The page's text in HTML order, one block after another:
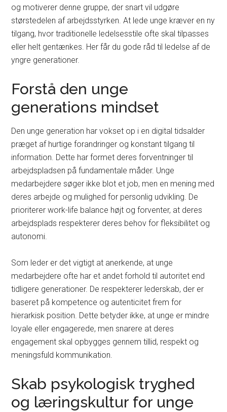
og motiverer denne gruppe, der snart vil udgøre
størstedelen af arbejdsstyrken. At lede unge kræver en ny
tilgang, hvor traditionelle ledelsesstile ofte skal tilpasses
eller helt gentænkes. Her får du gode råd til ledelse af de
yngre generationer.
Forstå den unge
generations mindset
Den unge generation har vokset op i en digital tidsalder
præget af hurtige forandringer og konstant tilgang til
information. Dette har formet deres forventninger til
arbejdspladsen på fundamentale måder. Unge
medarbejdere søger ikke blot et job, men en mening med
deres arbejde og mulighed for personlig udvikling. De
prioriterer work-life balance højt og forventer, at deres
arbejdsplads respekterer deres behov for fleksibilitet og
autonomi.
Som leder er det vigtigt at anerkende, at unge
medarbejdere ofte har et andet forhold til autoritet end
tidligere generationer. De respekterer lederskab, der er
baseret på kompetence og autenticitet frem for
hierarkisk position. Dette betyder ikke, at unge er mindre
loyale eller engagerede, men snarere at deres
engagement skal opbygges gennem tillid, respekt og
meningsfuld kommunikation.
Skab psykologisk tryghed
og læringskultur for unge